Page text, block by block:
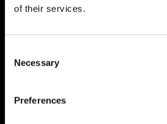
of their services.
Necessary
Preferences